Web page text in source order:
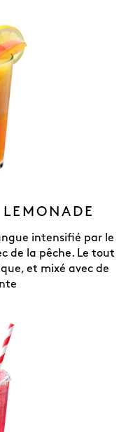
intensifié par le
de la pêche. Le tout
et mixé avec de